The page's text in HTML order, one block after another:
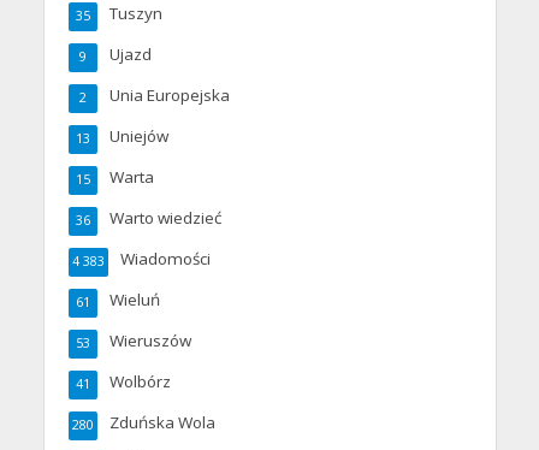
Tuszyn
35
Ujazd
9
Unia Europejska
2
Uniejów
13
Warta
15
Warto wiedzieć
36
Wiadomości
4 383
Wieluń
61
Wieruszów
53
Wolbórz
41
Zduńska Wola
280